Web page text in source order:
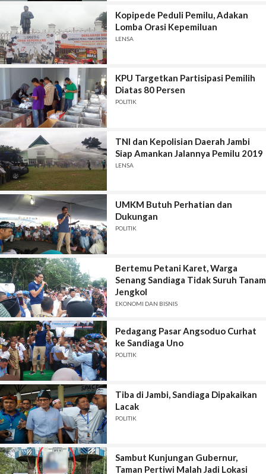
Kopipede Peduli Pemilu, Adakan
Lomba Orasi Kepemiluan
LENSA
KPU Targetkan Partisipasi Pemilih
Diatas 80 Persen
POLITIK
TNI dan Kepolisian Daerah Jambi
Siap Amankan Jalannya Pemilu 2019
LENSA
UMKM Butuh Perhatian dan
Dukungan
POLITIK
Bertemu Petani Karet, Warga
Senang Sandiaga Tidak Suruh Tanam
Jengkol
EKONOMI DAN BISNIS
Pedagang Pasar Angsoduo Curhat
ke Sandiaga Uno
POLITIK
Tiba di Jambi, Sandiaga Dipakaikan
Lacak
POLITIK
Sambut Kunjungan Gubernur,
Taman Pertiwi Malah Jadi Lokasi